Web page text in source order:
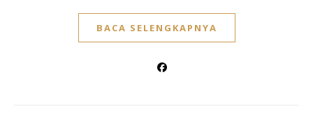
BACA SELENGKAPNYA